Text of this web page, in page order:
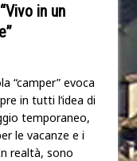
in un
“camper” evoca
in tutti l’idea di
temporaneo,
le vacanze e i
realtà, sono